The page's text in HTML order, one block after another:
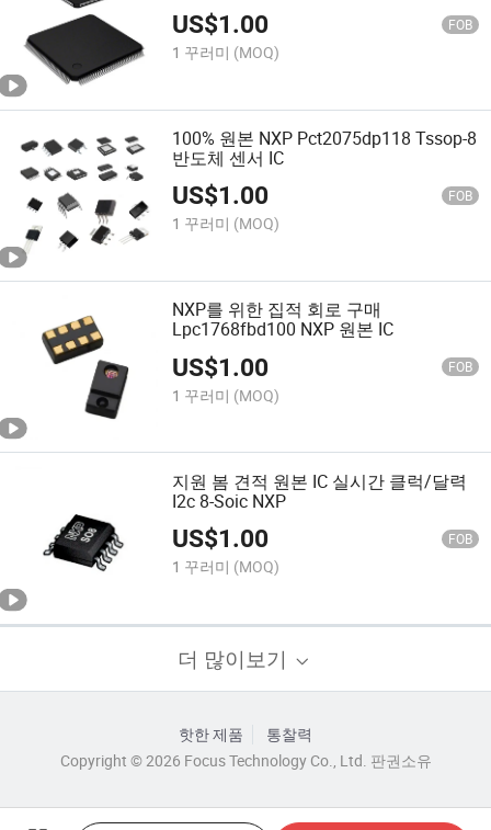
US$1.00 FOB
1 꾸러미 (MOQ)
100% 원본 NXP Pct2075dp118 Tssop-8
반도체 센서 IC
US$1.00 FOB
1 꾸러미 (MOQ)
NXP를 위한 집적 회로 구매
Lpc1768fbd100 NXP 원본 IC
US$1.00 FOB
1 꾸러미 (MOQ)
지원 봄 견적 원본 IC 실시간 클럭/달력
I2c 8-Soic NXP
US$1.00 FOB
1 꾸러미 (MOQ)
더 많이보기
핫한 제품
통찰력
Copyright © 2026 Focus Technology Co., Ltd. 판권소유